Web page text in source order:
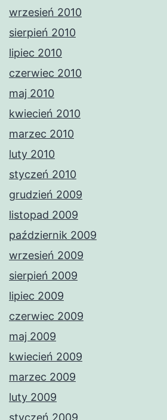
wrzesień 2010
sierpień 2010
lipiec 2010
czerwiec 2010
maj 2010
kwiecień 2010
marzec 2010
luty 2010
styczeń 2010
grudzień 2009
listopad 2009
październik 2009
wrzesień 2009
sierpień 2009
lipiec 2009
czerwiec 2009
maj 2009
kwiecień 2009
marzec 2009
luty 2009
styczeń 2009